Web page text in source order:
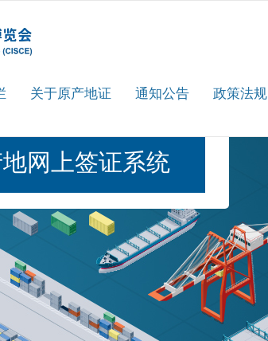
关于原产地证 通知公告 政策法规
网上签证系统